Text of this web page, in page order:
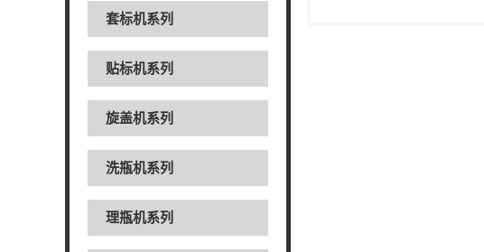
套标机系列
贴标机系列
旋盖机系列
洗瓶机系列
理瓶机系列